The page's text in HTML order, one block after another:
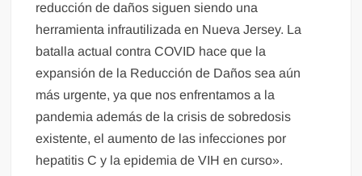
reducción de daños siguen siendo una
herramienta infrautilizada en Nueva Jersey. La
batalla actual contra COVID hace que la
expansión de la Reducción de Daños sea aún
más urgente, ya que nos enfrentamos a la
pandemia además de la crisis de sobredosis
existente, el aumento de las infecciones por
hepatitis C y la epidemia de VIH en curso».